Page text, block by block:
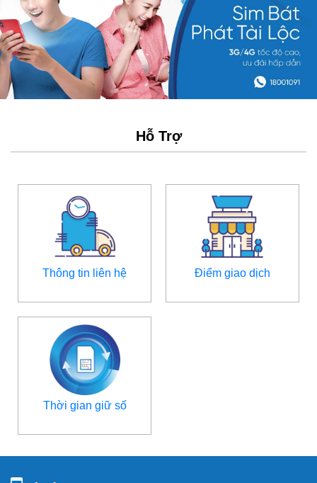
Hỗ Trợ
Thông tin liên hệ Điểm giao dịch
Thời gian giữ số